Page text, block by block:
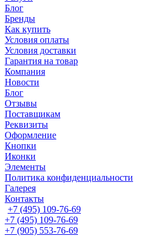
Блог
Бренды
Как купить
Условия оплаты
Условия доставки
Гарантия на товар
Компания
Новости
Блог
Отзывы
Поставщикам
Реквизиты
Оформление
Кнопки
Иконки
Элементы
Политика конфиденциальности
Галерея
Контакты
+7 (495) 109-76-69
+7 (495) 109-76-69
+7 (905) 553-76-69